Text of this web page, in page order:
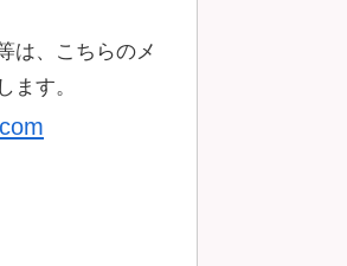
は、こちらのメ
ます。